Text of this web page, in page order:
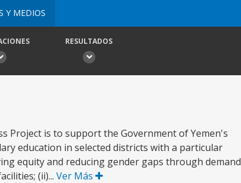
Y MEDIOS
RESULTADOS
Project is to support the Government of Yemen's
education in selected districts with a particular
equity and reducing gender gaps through demand
(ii)... Ver Más